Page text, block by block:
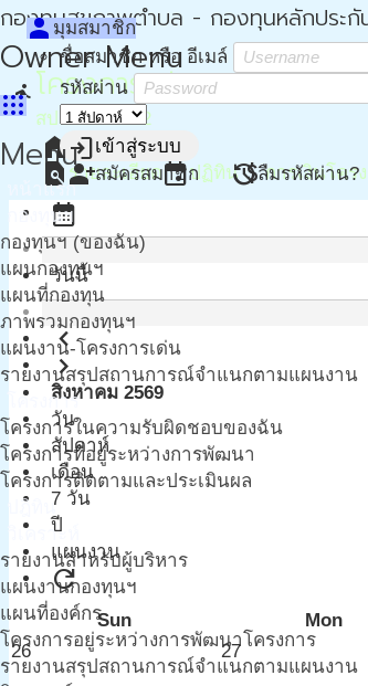
กองทุนสุขภาพตำบล - กองทุนหลักประ
Owner Menu
apps
person มุมสมาชิก
ชื่อสมาชิก หรือ อีเมล์
รหัสผ่าน
loginเข้าสู่ระบบ
person_addสมัครสมาชิก restoreลืมรหัสผ่าน?
Menu
หน้าแรก
กองทุนฯ
กองทุนฯ (ของฉัน)
แผนกองทุนฯ
แผนที่กองทุน
ภาพรวมกองทุนฯ
แผนงาน-โครงการเด่น
รายงานสรุปสถานการณ์จำแนกตามแผนงาน
โครงการ
โครงการในความรับผิดชอบของฉัน
โครงการที่อยู่ระหว่างการพัฒนา
โครงการติดตามและประเมินผล
ปฎิทิน
วิเคราะห์
รายงานสำหรับผู้บริหาร
แผนงานกองทุนฯ
แผนที่องค์กร
โครงการอยู่ระหว่างการพัฒนาโครงการ
รายงานสรุปสถานการณ์จำแนกตามแผนงาน
directions_runโครงการสนับสนุนกองทุน
สปสช. เขต 12
home หน้าหลัก
find_in_pageรายละเอียดeventปฏิทินattach_moneyการเงินโคร
calendar_month
วันนี้
navigate_before
navigate_next
สิงหาคม 2569
วัน
สัปดาห์
เดือน
7 วัน
ปี
แผนงาน
refresh
Sun Mon
26
27